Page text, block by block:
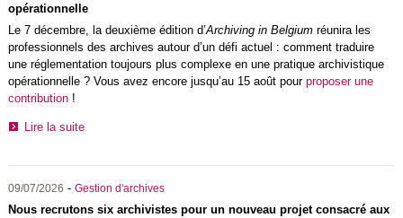
opérationnelle
Le 7 décembre, la deuxième édition d’Archiving in Belgiumréunira les
professionnels des archives autour d’un défi actuel : comment traduire
une réglementation toujours plus complexe en une pratique archivistique
opérationnelle ? Vous avez encore jusqu’au 15 août pour proposer une
contribution!
Lire la suite
09/07/2026 - Gestion d'archives
Nous recrutons six archivistes pour un nouveau projet consacré aux